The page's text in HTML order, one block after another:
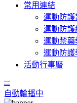
常用連結
運動防護
運動防護
運動禁藥
運動防護
活動行事曆
:::
自動輪播中